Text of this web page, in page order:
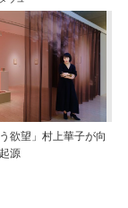
欲望」村上華子が向
源